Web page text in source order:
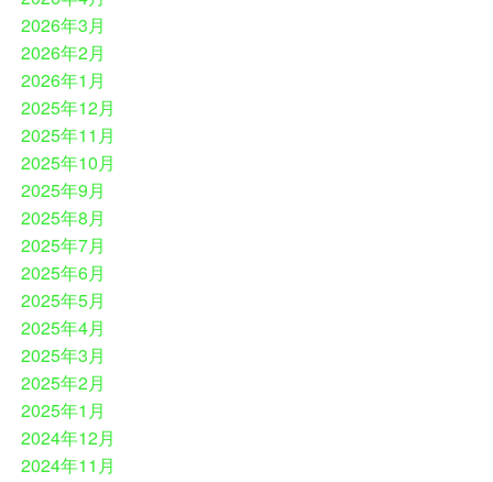
2026年3月
2026年2月
2026年1月
2025年12月
2025年11月
2025年10月
2025年9月
2025年8月
2025年7月
2025年6月
2025年5月
2025年4月
2025年3月
2025年2月
2025年1月
2024年12月
2024年11月